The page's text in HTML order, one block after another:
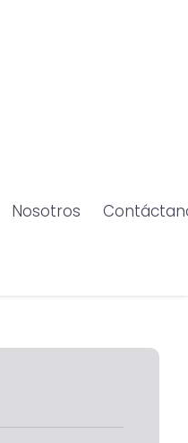
Nosotros